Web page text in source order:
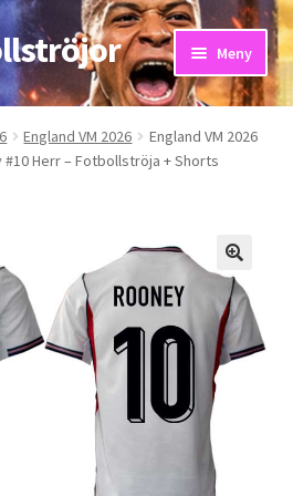
Meny
England VM 2026
England VM 2026
Herr – Fotbollströja + Shorts